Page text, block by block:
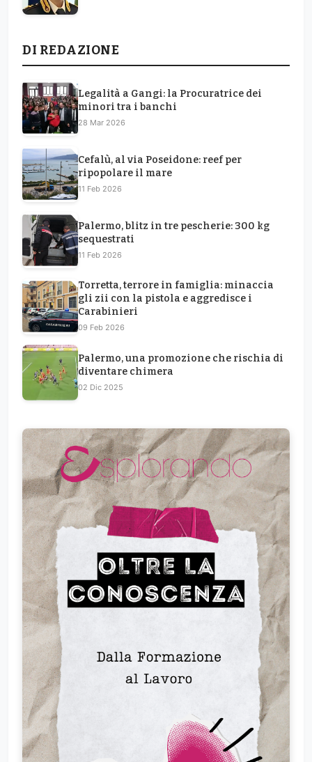
DI REDAZIONE
Legalità a Gangi: la Procuratrice dei
minori tra i banchi
28 Mar 2026
Cefalù, al via Poseidone: reef per
ripopolare il mare
11 Feb 2026
Palermo, blitz in tre pescherie: 300 kg
sequestrati
11 Feb 2026
Torretta, terrore in famiglia: minaccia
gli zii con la pistola e aggredisce i
Carabinieri
09 Feb 2026
Palermo, una promozione che rischia di
diventare chimera
02 Dic 2025